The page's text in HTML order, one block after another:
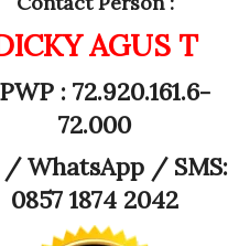
AGUS T
: 72.920.161.6-
72.000
/WhatsApp / SMS:
0857 1874 2042